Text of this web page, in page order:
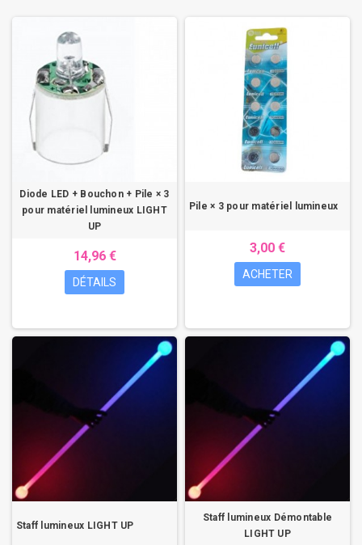
Diode LED + Bouchon + Pile × 3
pour matériel lumineux LIGHT
UP
14,96 €
DÉTAILS
Pile × 3 pour matériel lumineux
3,00 €
ACHETER
Staff lumineux LIGHT UP
Staff lumineux Démontable
LIGHT UP